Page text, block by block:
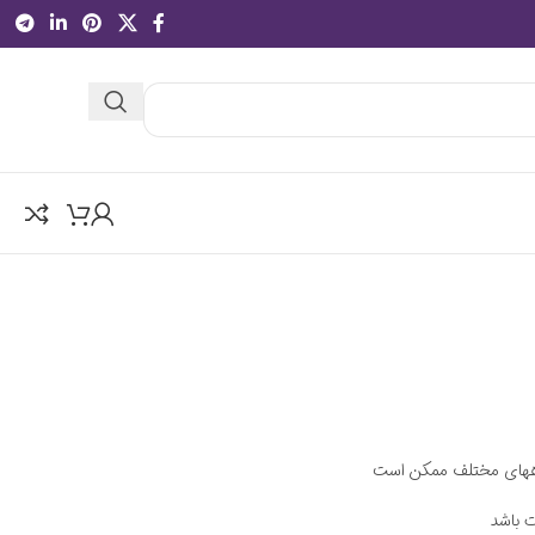
مختلف ممکن است